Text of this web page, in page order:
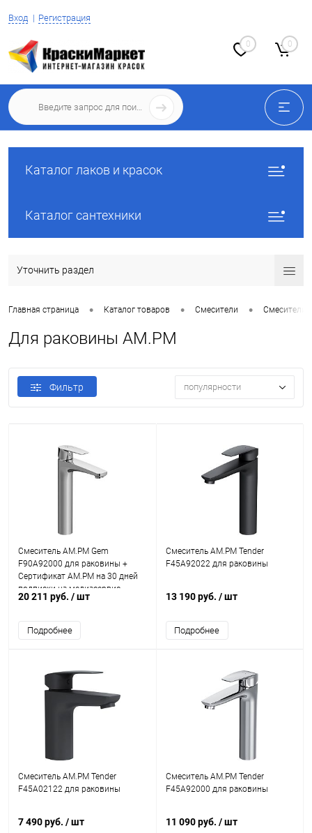
Вход Регистрация
0 0
Каталог лаков и красок
Каталог сантехники
Уточнить раздел
Главная страница • Каталог товаров • Смесители • Смесители
Для раковины AM.PM
Фильтр популярности
Смеситель AM.PM Gem
F90A92000 для раковины +
Сертификат AM.PM на 30 дней
подписки на медиасервис
20 211 руб. / шт
Подробнее
Смеситель AM.PM Tender
F45A92022 для раковины
13 190 руб. / шт
Подробнее
Смеситель AM.PM Tender
F45A02122 для раковины
7 490 руб. / шт
Смеситель AM.PM Tender
F45A92000 для раковины
11 090 руб. / шт